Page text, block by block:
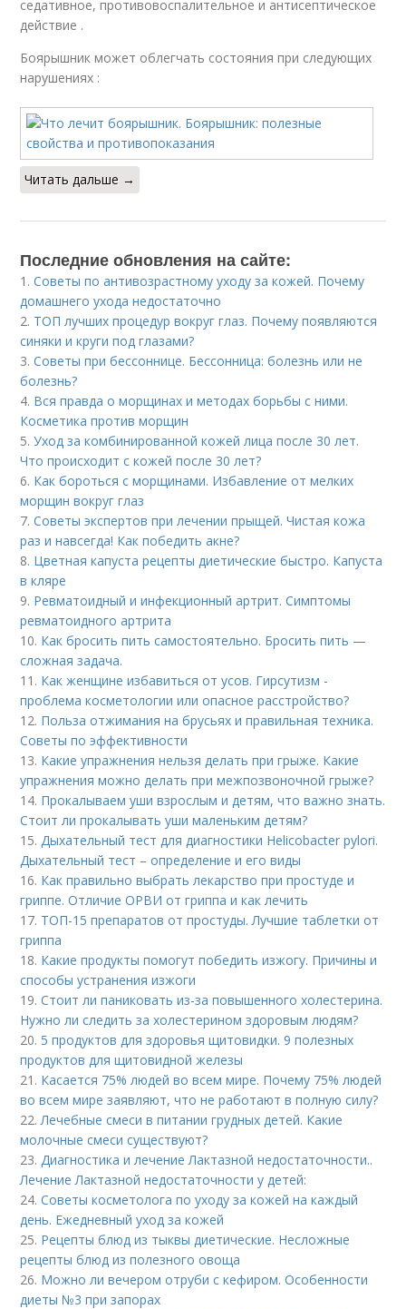
седативное, противовоспалительное и антисептическое
действие .
Боярышник может облегчать состояния при следующих
нарушениях :
Читать дальше →
Последние обновления на сайте:
1.Советы по антивозрастному уходу за кожей. Почему
домашнего ухода недостаточно
2. ТОП лучших процедур вокруг глаз. Почему появляются
синяки и круги под глазами?
3.Советы при бессоннице. Бессонница: болезнь или не
болезнь?
4. Вся правда о морщинах и методах борьбы с ними.
Косметика против морщин
5.Уход за комбинированной кожей лица после 30 лет.
Что происходит с кожей после 30 лет?
6. Как бороться с морщинами. Избавление от мелких
морщин вокруг глаз
7.Советы экспертов при лечении прыщей. Чистая кожа
раз и навсегда! Как победить акне?
8. Цветная капуста рецепты диетические быстро. Капуста
в кляре
9. Ревматоидный и инфекционный артрит. Симптомы
ревматоидного артрита
10. Как бросить пить самостоятельно. Бросить пить —
сложная задача.
11. Как женщине избавиться от усов. Гирсутизм -
проблема косметологии или опасное расстройство?
12. Польза отжимания на брусьях и правильная техника.
Советы по эффективности
13. Какие упражнения нельзя делать при грыже. Какие
упражнения можно делать при межпозвоночной грыже?
14. Прокалываем уши взрослым и детям, что важно знать.
Стоит ли прокалывать уши маленьким детям?
15.Дыхательный тест для диагностики Helicobacter pylori.
Дыхательный тест – определение и его виды
16. Как правильно выбрать лекарство при простуде и
гриппе. Отличие ОРВИ от гриппа и как лечить
17. ТОП-15 препаратов от простуды. Лучшие таблетки от
гриппа
18. Какие продукты помогут победить изжогу. Причины и
способы устранения изжоги
19.Стоит ли паниковать из-за повышенного холестерина.
Нужно ли следить за холестерином здоровым людям?
20. 5 продуктов для здоровья щитовидки. 9 полезных
продуктов для щитовидной железы
21. Касается 75% людей во всем мире. Почему 75% людей
во всем мире заявляют, что не работают в полную силу?
22.Лечебные смеси в питании грудных детей. Какие
молочные смеси существуют?
23.Диагностика и лечение Лактазной недостаточности..
Лечение Лактазной недостаточности у детей:
24.Советы косметолога по уходу за кожей на каждый
день. Ежедневный уход за кожей
25. Рецепты блюд из тыквы диетические. Несложные
рецепты блюд из полезного овоща
26. Можно ли вечером отруби с кефиром. Особенности
диеты №3 при запорах